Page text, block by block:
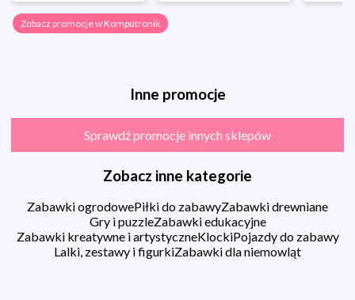
Zobacz promocje w Komputronik
Inne promocje
Sprawdź promocje innych sklepów
Zobacz inne kategorie
Zabawki ogrodowePiłki do zabawyZabawki drewniane
Gry i puzzleZabawki edukacyjne
Zabawki kreatywne i artystyczneKlockiPojazdy do zabawy
Lalki, zestawy i figurkiZabawki dla niemowląt